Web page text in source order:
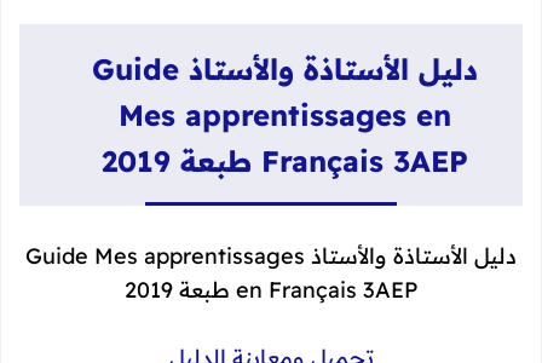
دليل الأستاذة والأستاذ Guide
Mes apprentissages en
Français 3AEP طبعة 2019
دليل الأستاذة والأستاذ Guide Mes apprentissages
en Français 3AEP طبعة 2019